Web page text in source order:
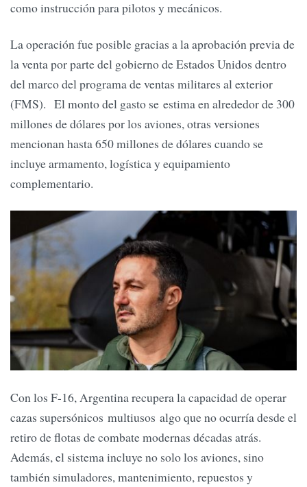
como instrucción para pilotos y mecánicos.
La operación fue posible gracias a la aprobación previa de
la venta por parte del gobierno de Estados Unidos dentro
del marco del programa de ventas militares al exterior
(FMS). El monto del gasto se estima en alrededor de 300
millones de dólares por los aviones, otras versiones
mencionan hasta 650 millones de dólares cuando se
incluye armamento, logística y equipamiento
complementario.
Con los F-16, Argentina recupera la capacidad de operar
cazas supersónicos multiusos algo que no ocurría desde el
retiro de flotas de combate modernas décadas atrás.
Además, el sistema incluye no solo los aviones, sino
también simuladores, mantenimiento, repuestos y